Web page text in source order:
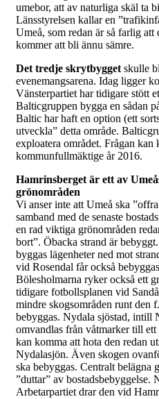
umebor, att av naturliga skäl ta
Länsstyrelsen kallar en
Umeå, som redan är så farlig
kommer att bli ännu sämre.
Det tredje skrytbygget skulle
evenemangsarena. Idag ligger
Vänsterpartiet har tidigare stött
Balticgruppen bygga en sådan
Baltic har haft en option (ett
utveckla” detta område.
exploatera området. Frågan kan
kommunfullmäktige år 2016.
Hamrinsberget är ett av
grönområden
Vi anser inte att Umeå ska
samband med de senaste
en rad viktiga grönområden
bort”. Öbacka strand är
byggas lägenheter ned mot
vid Rosendal får också
Bölesholmarna ryker också ett
tidigare fotbollsplanen vid
mindre skogsområden runt den
bebyggas. Nydala sjöstad, intill
omvandlas från våtmarker till
kan komma att hota den redan
Nydalasjön. Även skogen
ska bebyggas. Centralt belägna
”duttar” av bostadsbebyggelse.
Arbetarpartiet drar den vid